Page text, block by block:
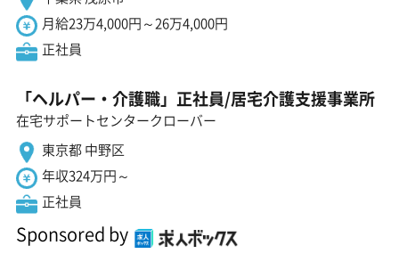
月給23万4,000円～26万4,000円
正社員
「ヘルパー・介護職」正社員/居宅介護支援事業所
在宅サポートセンタークローバー
東京都 中野区
年収324万円～
正社員
Sponsored by